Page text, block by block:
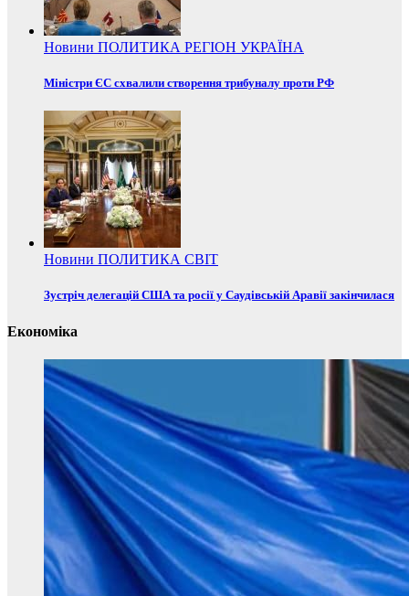
Новини ПОЛИТИКА РЕГІОН УКРАЇНА
Міністри ЄС схвалили створення трибуналу проти РФ
Новини ПОЛИТИКА СВІТ
Зустріч делегацій США та росії у Саудівській Аравії закінчилася
Економіка